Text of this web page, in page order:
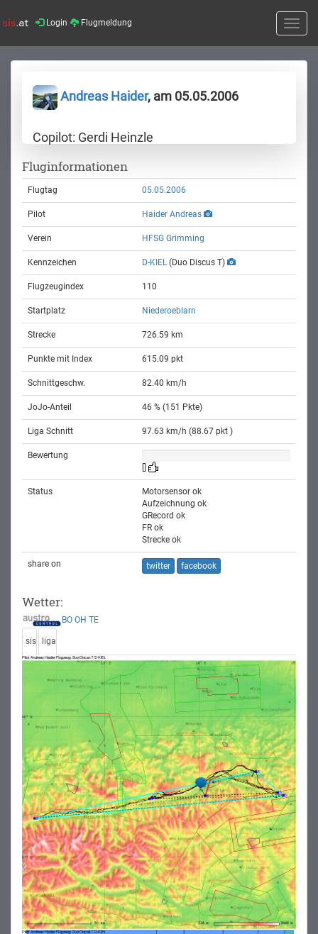
Login Flugmeldung
Toggle
Andreas Haider, am 05.05.2006
Copilot: Gerdi Heinzle
Fluginformationen
Flugtag 05.05.2006
Pilot Haider Andreas
Verein HFSG Grimming
Kennzeichen D-KIEL(Duo Discus T)
Flugzeugindex 110
Startplatz Niederoeblarn
Strecke 726.59 km
Punkte mit Index 615.09 pkt
Schnittgeschw. 82.40 km/h
JoJo-Anteil 46 % (151 Pkte)
Liga Schnitt 97.63 km/h (88.67 pkt )
Bewertung
Status
Motorsensor ok
Aufzeichnung ok
GRecord ok
FR ok
Strecke ok
share on twitter facebook
Wetter:
BO OH TE
sis liga